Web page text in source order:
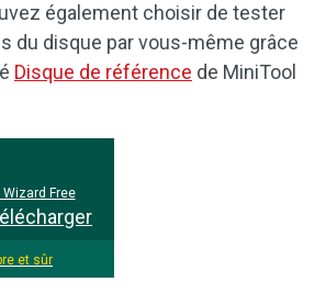
également choisir de tester
du disque par vous-même grâce
Disque de référence de MiniTool
Free
et sûr